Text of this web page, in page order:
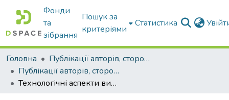
Фонди
та
зібрання
Пошук за
критеріями
Статистика
Головна
Публікації авторів, сторонніх університету
Публікації авторів, сторонніх університету
Технологічні аспекти виробництва порошків з баклажанів